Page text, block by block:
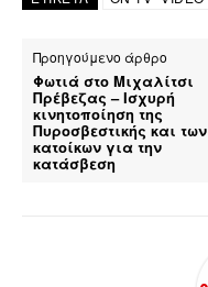
Προηγούμενο άρθρο
Φωτιά στο Μιχαλίτσι
Πρέβεζας – Ισχυρή
κινητοποίηση της
Πυροσβεστικής και των
κατοίκων για την
κατάσβεση